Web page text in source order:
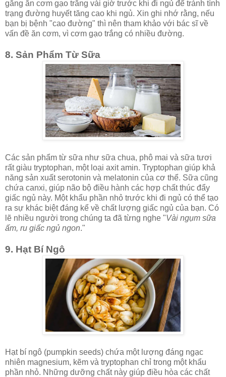
gắng ăn cơm gạo trắng vài giờ trước khi đi ngủ để tránh tình
trạng đường huyết tăng cao khi ngủ. Xin ghi nhớ rằng, nếu
bạn bị bệnh "cao đường" thì nên tham khảo với bác sĩ về
vấn đề ăn cơm, vì cơm gạo trắng có nhiều đường.
8. Sản Phẩm Từ Sữa
Các sản phẩm từ sữa như sữa chua, phô mai và sữa tươi
rất giàu tryptophan, một loại axit amin. Tryptophan giúp khả
năng sản xuất serotonin và melatonin của cơ thể. Sữa cũng
chứa canxi, giúp não bộ điều hành các hợp chất thúc đẩy
giấc ngủ này. Một khẩu phần nhỏ trước khi đi ngủ có thể tạo
ra sự khác biệt đáng kể về chất lượng giấc ngủ của bạn. Có
lẽ nhiều người trong chúng ta đã từng nghe "Vài ngụm sữa
ấm, ru giấc ngủ ngon."
9. Hạt Bí Ngô
Hạt bí ngô (pumpkin seeds) chứa một lượng đáng ngạc
nhiên magnesium, kẽm và tryptophan chỉ trong một khẩu
phần nhỏ. Những dưỡng chất này giúp điều hòa các chất